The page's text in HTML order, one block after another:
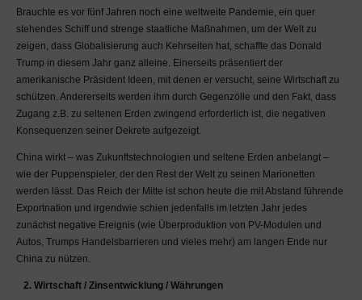
Brauchte es vor fünf Jahren noch eine weltweite Pandemie, ein quer
stehendes Schiff und strenge staatliche Maßnahmen, um der Welt zu
zeigen, dass Globalisierung auch Kehrseiten hat, schaffte das Donald
Trump in diesem Jahr ganz alleine. Einerseits präsentiert der
amerikanische Präsident Ideen, mit denen er versucht, seine Wirtschaft zu
schützen. Andererseits werden ihm durch Gegenzölle und den Fakt, dass
Zugang z.B. zu seltenen Erden zwingend erforderlich ist, die negativen
Konsequenzen seiner Dekrete aufgezeigt.
China wirkt – was Zukunftstechnologien und seltene Erden anbelangt –
wie der Puppenspieler, der den Rest der Welt zu seinen Marionetten
werden lässt. Das Reich der Mitte ist schon heute die mit Abstand führende
Exportnation und irgendwie schien jedenfalls im letzten Jahr jedes
zunächst negative Ereignis (wie Überproduktion von PV-Modulen und
Autos, Trumps Handelsbarrieren und vieles mehr) am langen Ende nur
China zu nützen.
2. Wirtschaft / Zinsentwicklung / Währungen
erhebliche Risiken, bis hin
zum Totalverlust des
eingesetzten Kapitals,
beinhalten kann. Ohne
fundiertes Fachwissen
raten wir Ihnen
ausdrücklich hiervon ab.
Lassen Sie sich persönlich
autorisierte Person
beraten.
Gewinne und Verluste aus
dem Handel mit
Wertpapieren unterliegen
i.d.R. steuerpflichtig.